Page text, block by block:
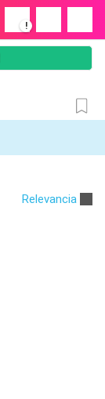
!
Relevancia